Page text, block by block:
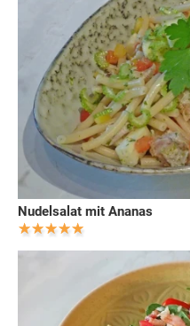
Nudelsalat mit Ananas